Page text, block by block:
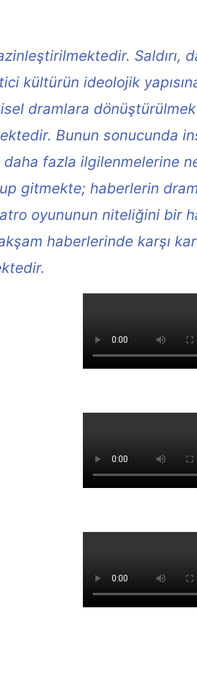
Saldırı,
kültürün ideolojik
dramlara
Bunun sonucunda
fazla ilgilenmelerine
gitmekte; haberlerin
oyununun niteliğini bir
haberlerinde karşı